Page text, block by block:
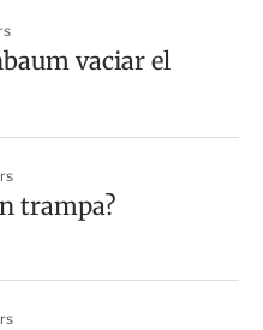
vaciar el
trampa?